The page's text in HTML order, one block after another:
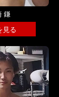
鎌
見る